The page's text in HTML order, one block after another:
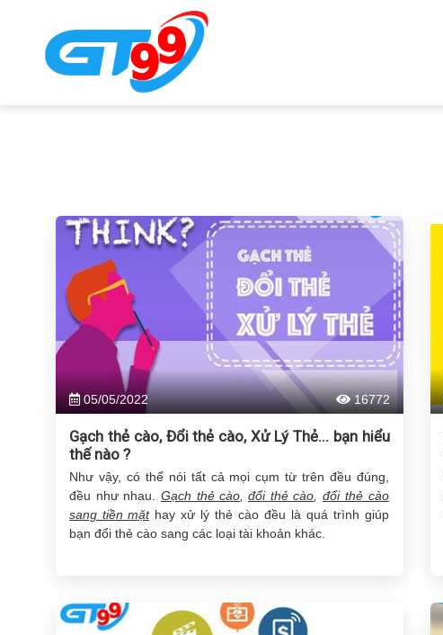
05/05/2022 16772
Gạch thẻ cào, Đổi thẻ cào, Xử Lý Thẻ... bạn hiểu
thế nào ?
Như vậy, có thể nói tất cả mọi cụm từ trên đều đúng,
đều như nhau. Gạch thẻ cào đổi thẻ cào
đổi thẻ cào
sang tiền mặthay xử lý thẻ cào đều là quá trình giúp
bạn đổi thẻ cào sang các loại tài khoản khác.